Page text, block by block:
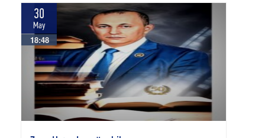
30
May
18:48